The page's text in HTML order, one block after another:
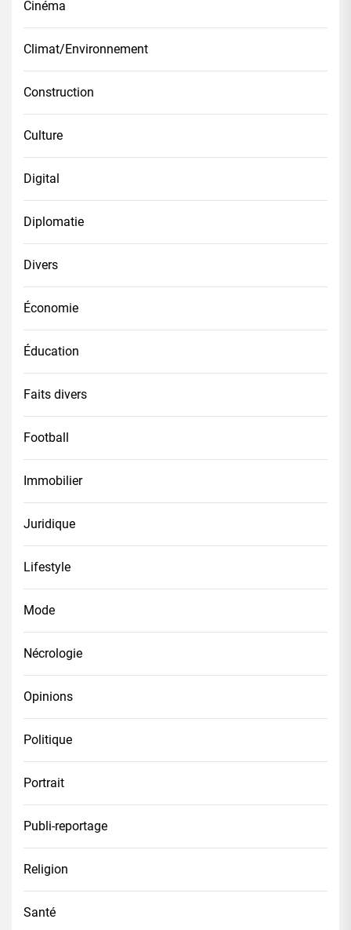
Cinéma
Climat/Environnement
Construction
Culture
Digital
Diplomatie
Divers
Économie
Éducation
Faits divers
Football
Immobilier
Juridique
Lifestyle
Mode
Nécrologie
Opinions
Politique
Portrait
Publi-reportage
Religion
Santé